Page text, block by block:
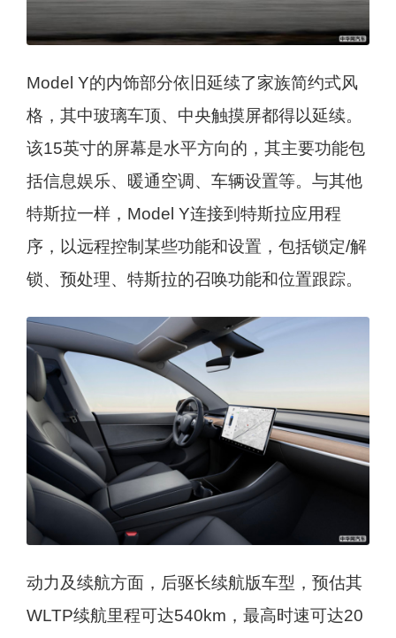
Model Y的内饰部分依旧延续了家族简约式风
格，其中玻璃车顶、中央触摸屏都得以延续。
该15英寸的屏幕是水平方向的，其主要功能包
括信息娱乐、暖通空调、车辆设置等。与其他
特斯拉一样，Model Y连接到特斯拉应用程
序，以远程控制某些功能和设置，包括锁定/解
锁、预处理、特斯拉的召唤功能和位置跟踪。
动力及续航方面，后驱长续航版车型，预估其
WLTP续航里程可达540km，最高时速可达20